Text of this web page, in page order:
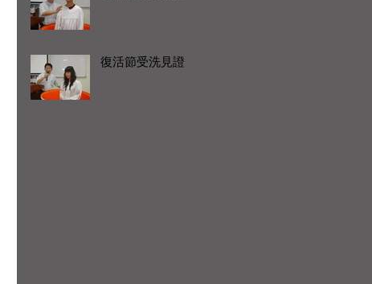
復活節受洗見證